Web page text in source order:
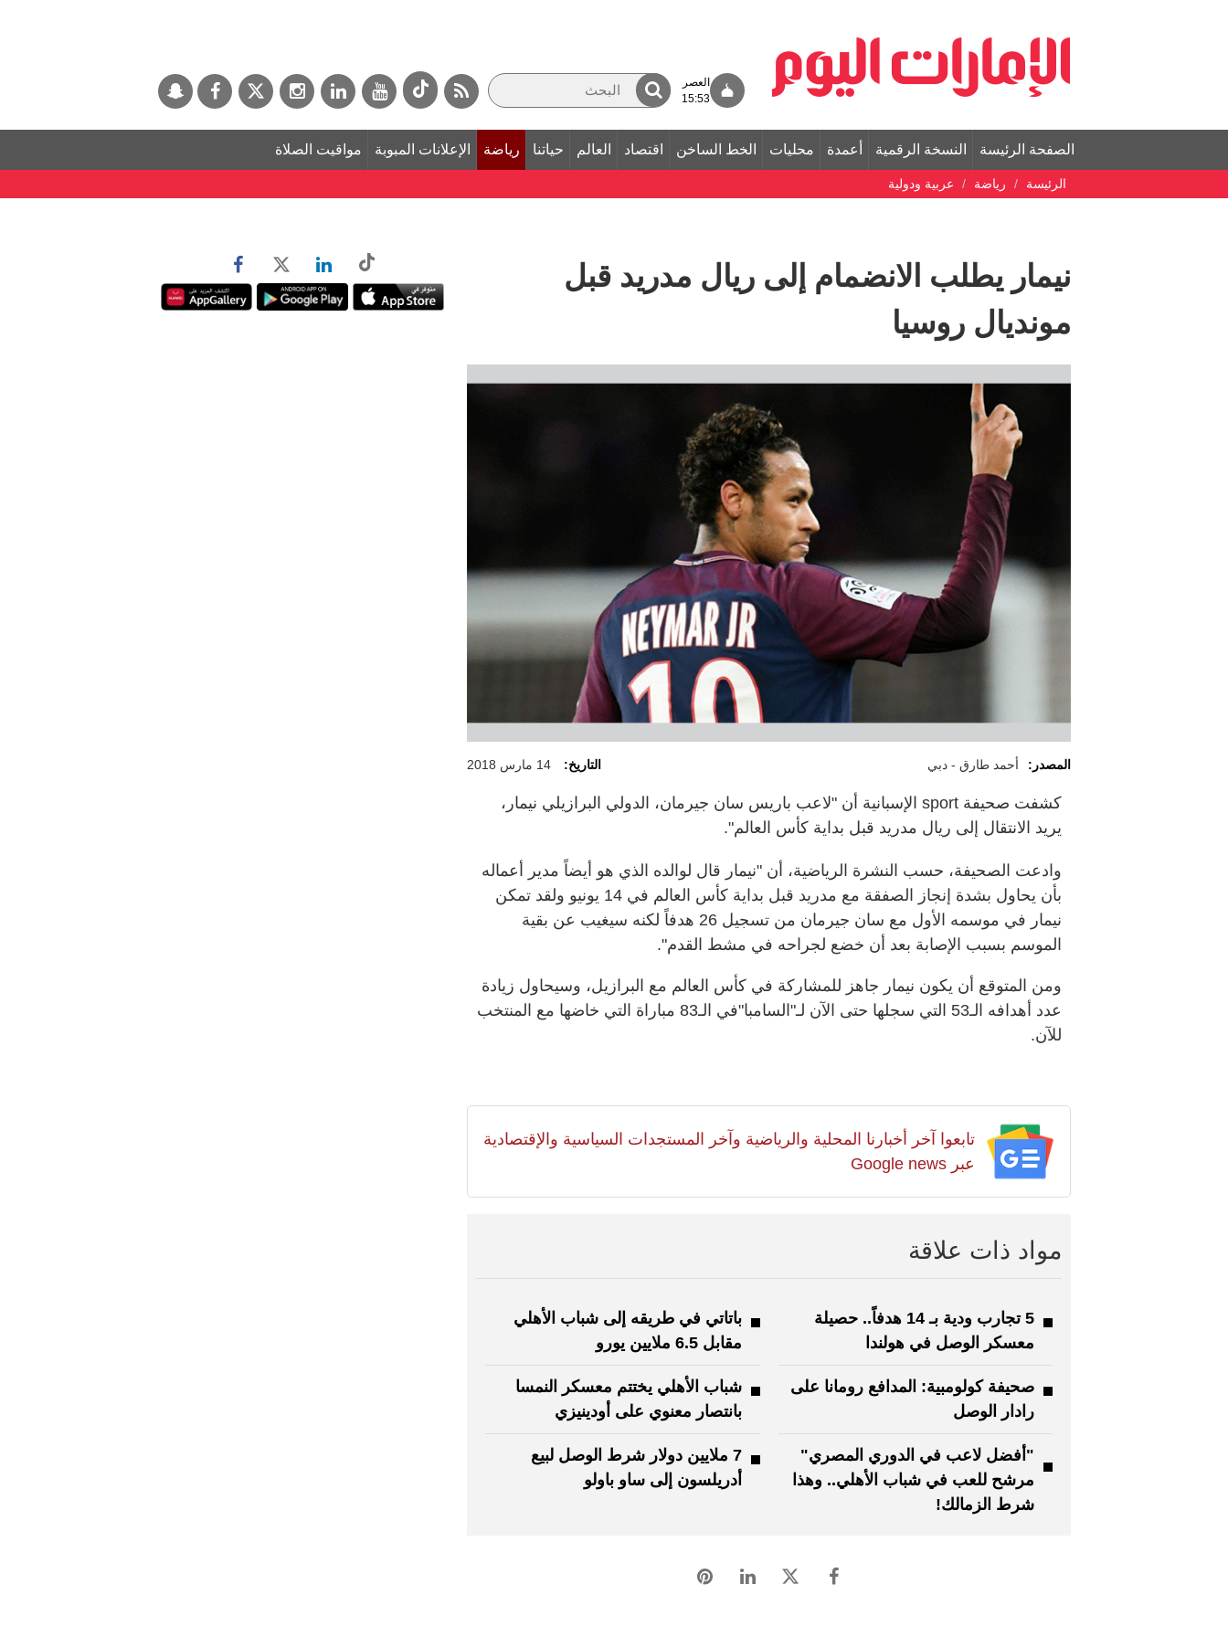
العصر
15:53
الصفحة الرئيسة النسخة الرقمية أعمدة محليات الخط الساخن اقتصاد العالم حياتنا رياضة الإعلانات المبوبة مواقيت الصلاة
الرئيسة رياضة عربية ودولية
نيمار يطلب الانضمام إلى ريال مدريد قبل
مونديال روسيا
المصدر: أحمد طارق - دبي التاريخ: 14 مارس 2018
كشفت صحيفة sport الإسبانية أن "لاعب ​باريس سان جيرمان​، الدولي البرازيلي ​نيمار​،
يريد الانتقال إلى ​ريال مدريد​ قبل بداية ​كأس العالم​".
وادعت الصحيفة، حسب النشرة الرياضية، أن "نيمار قال لوالده الذي هو أيضاً مدير أعماله
بأن يحاول بشدة إنجاز الصفقة مع مدريد قبل بداية كأس العالم في 14 يونيو ولقد تمكن
نيمار في موسمه الأول مع سان جيرمان من تسجيل 26 هدفاً لكنه سيغيب عن بقية
الموسم بسبب الإصابة بعد أن خضع لجراحه في مشط القدم".
ومن المتوقع أن يكون نيمار جاهز للمشاركة في كأس العالم مع ​البرازيل​، وسيحاول زيادة
عدد أهدافه الـ53 التي سجلها حتى الآن لـ"السامبا"في الـ83 مباراة التي خاضها مع المنتخب
للآن.
تابعوا آخر أخبارنا المحلية والرياضية وآخر المستجدات السياسية والإقتصادية
عبر Google news
مواد ذات علاقة
5 تجارب ودية بـ 14 هدفاً.. حصيلة
معسكر الوصل في هولندا
باتاتي في طريقه إلى شباب الأهلي
مقابل 6.5 ملايين يورو
صحيفة كولومبية: المدافع رومانا على
رادار الوصل
شباب الأهلي يختتم معسكر النمسا
بانتصار معنوي على أودينيزي
"أفضل لاعب في الدوري المصري"
مرشح للعب في شباب الأهلي.. وهذا
شرط الزمالك!
7 ملايين دولار شرط الوصل لبيع
أدريلسون إلى ساو باولو